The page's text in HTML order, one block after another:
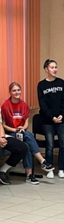
220020,
Факс: +375 17